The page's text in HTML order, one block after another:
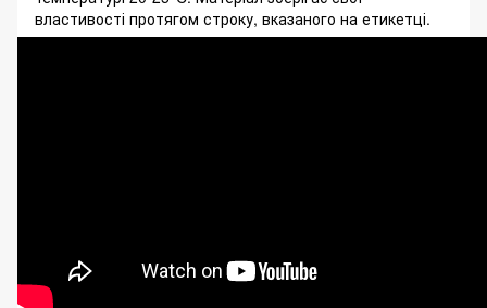
властивості протягом строку, вказаного на етикетці.